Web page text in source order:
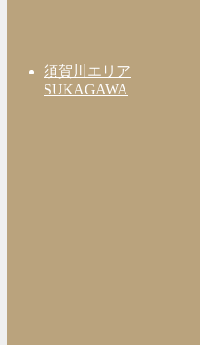
須賀川エリア
SUKAGAWA